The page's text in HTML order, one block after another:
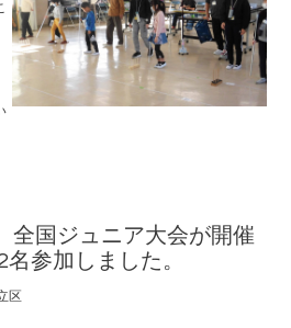
国ジュニア大会が開催
参加しました。
区